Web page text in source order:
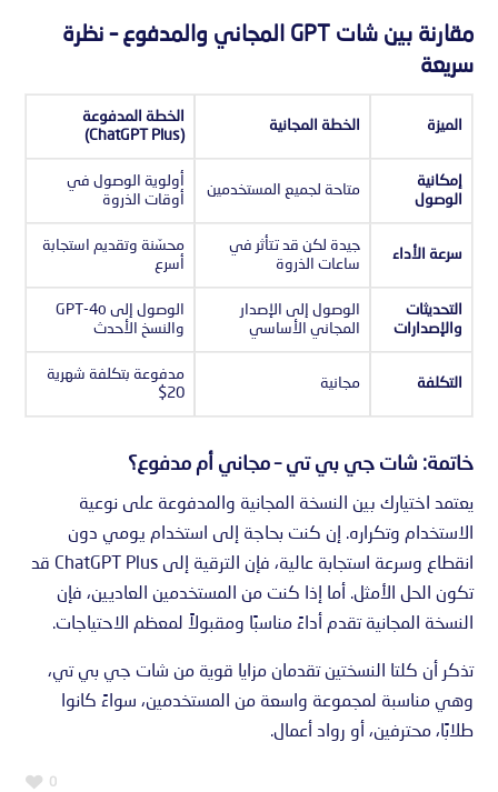
مقارنة بين شات GPT المجاني والمدفوع – نظرة
سريعة
الميزة الخطة المجانية
الخطة المدفوعة
(ChatGPT Plus)
إمكانية
الوصول
متاحة لجميع المستخدمين
أولوية الوصول في
أوقات الذروة
سرعة الأداء
جيدة لكن قد تتأثر في
ساعات الذروة
محسّنة وتقديم استجابة
أسرع
التحديثات
والإصدارات
الوصول إلى الإصدار
المجاني الأساسي
الوصول إلى GPT-4o
والنسخ الأحدث
التكلفة مجانية
مدفوعة بتكلفة شهرية
20$
خاتمة: شات جي بي تي – مجاني أم مدفوع؟
يعتمد اختيارك بين النسخة المجانية والمدفوعة على نوعية
الاستخدام وتكراره. إن كنت بحاجة إلى استخدام يومي دون
انقطاع وسرعة استجابة عالية، فإن الترقية إلى ChatGPT Plus قد
تكون الحل الأمثل. أما إذا كنت من المستخدمين العاديين، فإن
النسخة المجانية تقدم أداءً مناسبًا ومقبولاً لمعظم الاحتياجات.
تذكر أن كلتا النسختين تقدمان مزايا قوية من شات جي بي تي،
وهي مناسبة لمجموعة واسعة من المستخدمين، سواءً كانوا
طلابًا، محترفين، أو رواد أعمال.
0